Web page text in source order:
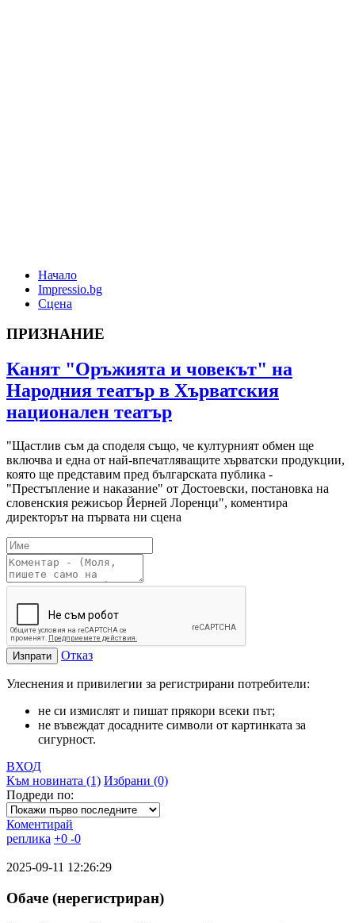
Начало
Impressio.bg
Сцена
ПРИЗНАНИЕ
Канят "Оръжията и човекът" на
Народния театър в Хърватския
национален театър
"Щастлив съм да споделя също, че културният обмен ще
включва и една от най-впечатляващите хърватски продукции,
която ще представим пред българската публика -
"Престъпление и наказание" от Достоевски, постановка на
словенския режисьор Йерней Лоренци", коментира
директорът на първата ни сцена
Изпрати Отказ
Улеснения и привилегии за регистрирани потребители:
не си измислят и пишат прякори всеки път;
не въвеждат досадните символи от картинката за
сигурност.
ВХОД
Към новината (1) Избрани (0)
Подреди по:
Коментирай
реплика +0 -0
2025-09-11 12:26:29
Обаче (нерегистриран)